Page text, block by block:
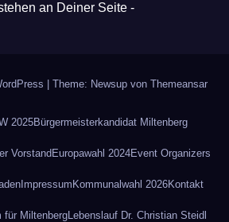
an Deiner Seite -
Theme: Newsup von Themeansar
2025Bürgermeisterkandidat Miltenberg
Vorstand Europawahl 2024Event Organizers
Impressum Kommunalwahl 2026Kontakt
für MiltenbergLebenslauf Dr. Christian Steidl